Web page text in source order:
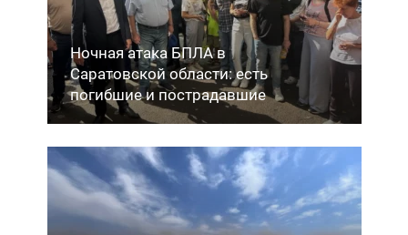
Ночная атака БПЛА в
Саратовской области: есть
погибшие и пострадавшие